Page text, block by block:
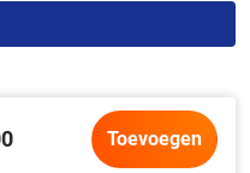
Toevoegen